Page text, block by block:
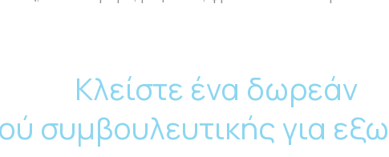
Κλείστε ένα δωρεάν
συμβουλευτικής για